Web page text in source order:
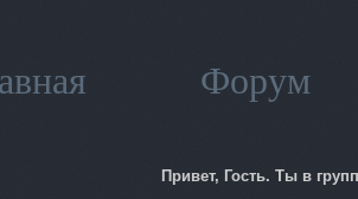
Форум
Привет, Гость. Ты в